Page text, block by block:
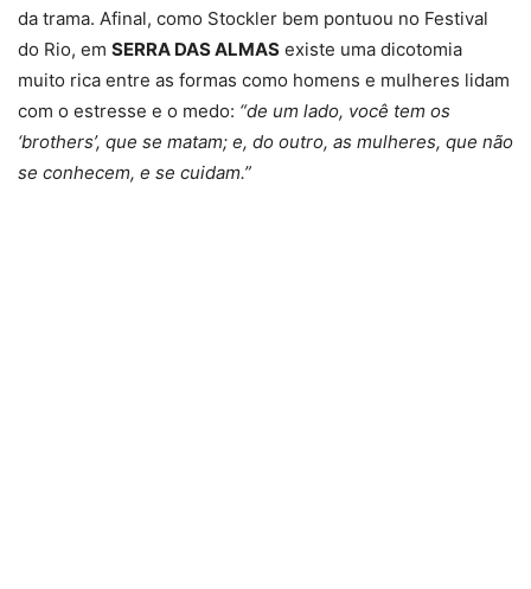
da trama. Afinal, como Stockler bem pontuou no Festival
do Rio, em SERRA DAS ALMAS existe uma dicotomia
muito rica entre as formas como homens e mulheres lidam
com o estresse e o medo: “de um lado, você tem os
‘brothers’, que se matam; e, do outro, as mulheres, que não
se conhecem, e se cuidam.”